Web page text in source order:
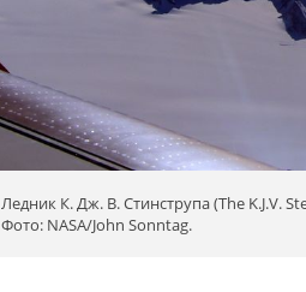
Ледник К. Дж. В. Стинструпа (The K.J.V.
Фото: NASA/John Sonntag.